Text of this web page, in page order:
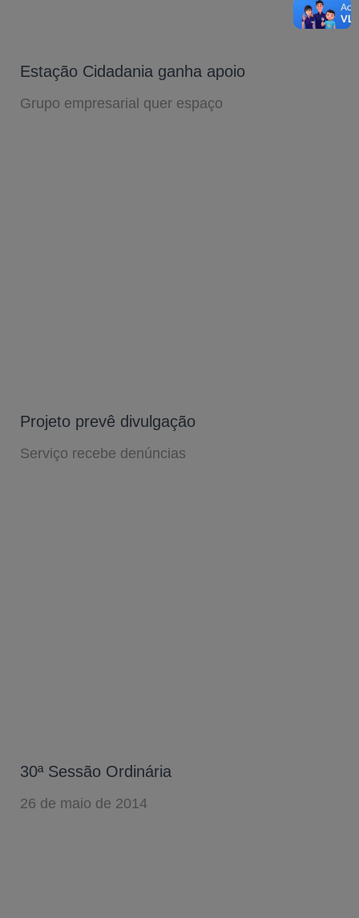
Estação Cidadania ganha apoio
Grupo empresarial quer espaço
Projeto prevê divulgação
Serviço recebe denúncias
30ª Sessão Ordinária
26 de maio de 2014